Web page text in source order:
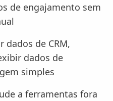
de engajamento sem
dados de CRM,
dados de
simples
a ferramentas fora